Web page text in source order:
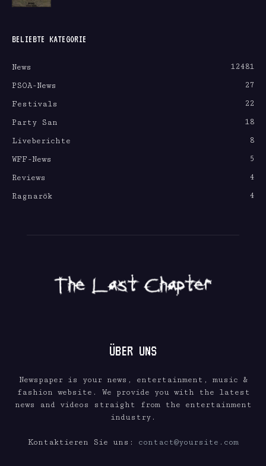
BELIEBTE KATEGORIE
News
12481
PSOA-News
27
Festivals
22
Party San
18
Liveberichte
8
WFF-News
5
Reviews
4
Ragnarök
4
ÜBER UNS
Newspaper is your news, entertainment, music &
fashion website. We provide you with the latest
news and videos straight from the entertainment
industry.
Kontaktieren Sie uns: contact@yoursite.com